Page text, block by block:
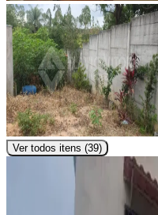
Ver todos itens (39)